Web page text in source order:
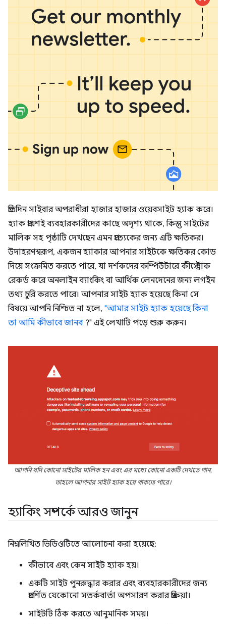
প্রতিদিন সাইবার অপরাধীরা হাজার হাজার ওয়েবসাইট হ্যাক করে।
হ্যাক প্রায়শই ব্যবহারকারীদের কাছে অদৃশ্য থাকে, কিন্তু সাইটের
মালিক সহ পৃষ্ঠাটি দেখছেন এমন প্রত্যেকের জন্য এটি ক্ষতিকর।
উদাহরণস্বরূপ, একজন হ্যাকার আপনার সাইটকে ক্ষতিকর কোড
দিয়ে সংক্রমিত করতে পারে, যা দর্শকদের কম্পিউটারে কীস্ট্রোক
রেকর্ড করে অনলাইন ব্যাংকিং বা আর্থিক লেনদেনের জন্য লগইন
তথ্য চুরি করতে পারে। আপনার সাইট হ্যাক হয়েছে কিনা সে
বিষয়ে আপনি নিশ্চিত না হলে, "আমার সাইট হ্যাক হয়েছে কিনা
তা আমি কীভাবে জানব?" এই লেখাটি পড়ে শুরু করুন।
আপনি যদি কোনো সাইটের মালিক হন এবং এর মধ্যে কোনো একটি দেখতে পান,
তাহলে আপনার সাইট হ্যাক হয়ে থাকতে পারে।
হ্যাকিং সম্পর্কে আরও জানুন
নিম্নলিখিত ভিডিওটিতে আলোচনা করা হয়েছে:
কীভাবে এবং কেন সাইট হ্যাক হয়।
একটি সাইট পুনরুদ্ধার করার এবং ব্যবহারকারীদের জন্য
প্রদর্শিত যেকোনো সতর্কবার্তা অপসারণ করার প্রক্রিয়া।
সাইটটি ঠিক করতে আনুমানিক সময়।